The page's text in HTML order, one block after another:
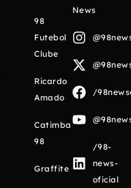
98
Futebol
Clube
Ricardo
Amado
Catimba
98
Graffite
News
/
/98-
news-
oficial